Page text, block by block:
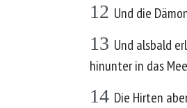
12 Und die
13 Und alsbald
hinunter in das
14 Die Hirten